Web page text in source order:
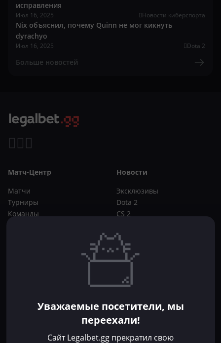
исправления
Июл 16, 2025 Новости киберспорта
Nix объяснил, почему Quinn не мог кикнуть
dyrachyo
Июл 16, 2025 Dota 2
Больше новостей
Матч-Центр
Матчи
Турниры
Команды
Новости
Эксклюзивы
Dota 2
CS 2
Букмекеры
CS 2
ФрибетыУважаемые посетители, мы
переехали!
Сайт Legalbet.gg прекратил свою